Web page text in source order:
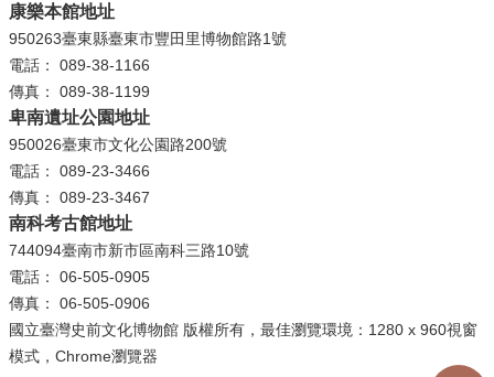
網
站
資
料
放
宣
告
隱
私
權
保
護
康樂本館地址
950263臺東縣臺東市豐田里博物館路1號
電話： 089-38-1166
傳真： 089-38-1199
卑南遺址公園地址
950026臺東市文化公園路200號
電話： 089-23-3466
傳真： 089-23-3467
南科考古館地址
744094臺南市新市區南科三路10號
電話： 06-505-0905
傳真： 06-505-0906
國立臺灣史前文化博物館 版權所有，最佳瀏覽環境：1280 x 960視窗
模式，Chrome瀏覽器